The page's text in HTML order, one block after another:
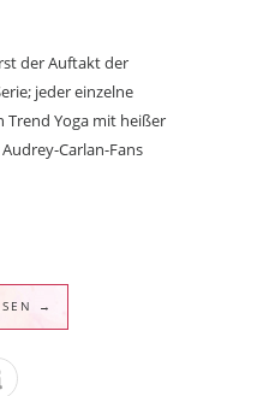
der Auftakt der
jeder einzelne
Yoga mit heißer
Carlan-Fans
→